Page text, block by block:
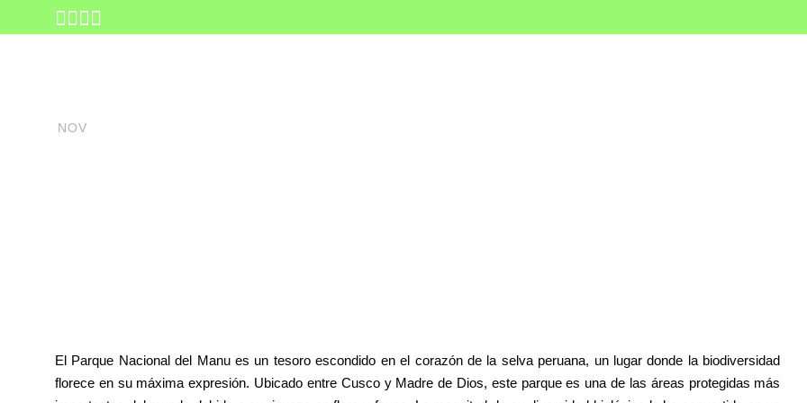
NOV
El Parque Nacional del Manu es un tesoro escondido en el corazón de la selva peruana, un lugar donde la biodiversidad
florece en su máxima expresión. Ubicado entre Cusco y Madre de Dios, este parque es una de las áreas protegidas más